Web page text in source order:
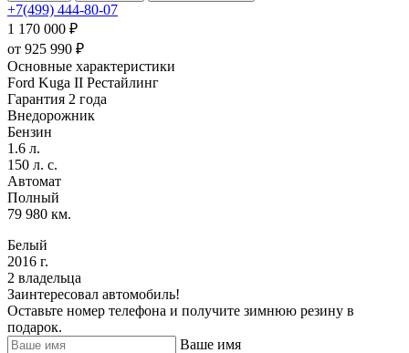
+7(499) 444-80-07
1 170 000 ₽
от 925 990 ₽
Основные характеристики
Ford Kuga II Рестайлинг
Гарантия 2 года
Внедорожник
Бензин
1.6 л.
150 л. с.
Автомат
Полный
79 980 км.
Белый
2016 г.
2 владельца
Заинтересовал автомобиль!
Оставьте номер телефона и получите зимнюю резину в
подарок.
Ваше имя